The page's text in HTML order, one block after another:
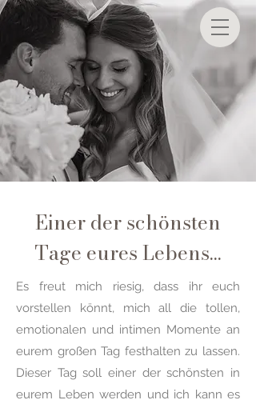
Einer der schönsten
Tage eures Lebens...
Es freut mich riesig, dass ihr euch
vorstellen könnt, mich all die tollen,
emotionalen und intimen Momente an
eurem großen Tag festhalten zu lassen.
Dieser Tag soll einer der schönsten in
eurem Leben werden und ich kann es